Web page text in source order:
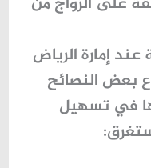
عندإمارة الرياض
بعض النصائح
في تسهيل